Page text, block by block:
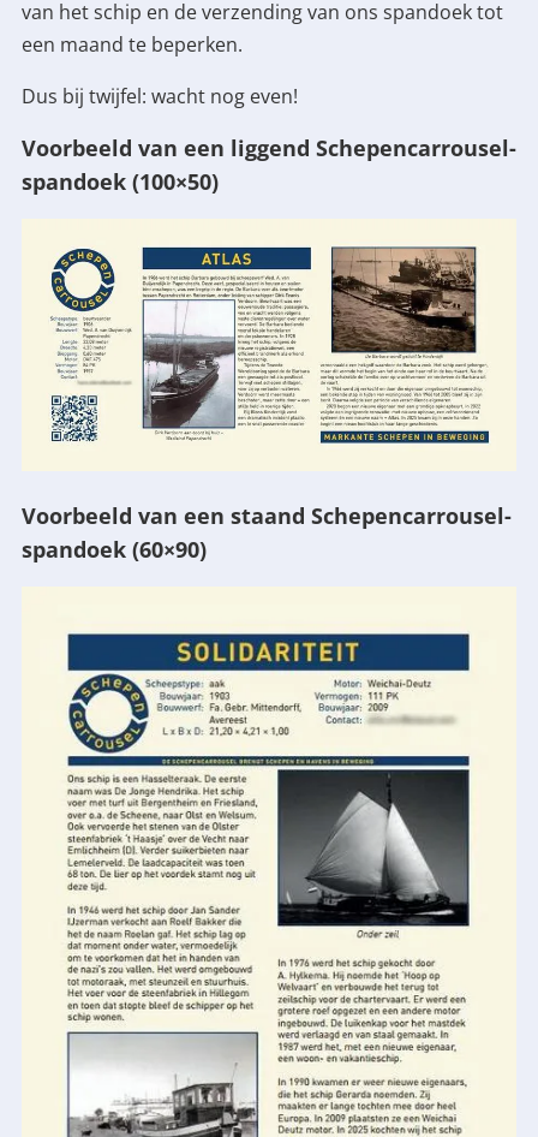
van het schip en de verzending van ons spandoek tot
een maand te beperken.
Dus bij twijfel: wacht nog even!
Voorbeeld van een liggend Schepencarrousel-
spandoek (100×50)
Voorbeeld van een staand Schepencarrousel-
spandoek (60×90)